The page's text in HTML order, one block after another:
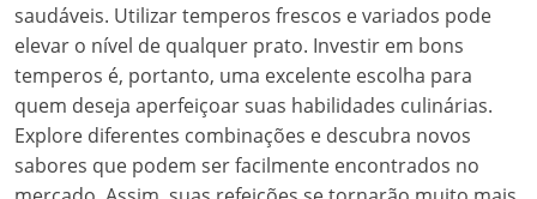
saudáveis. Utilizar temperos frescos e variados pode
elevar o nível de qualquer prato. Investir em bons
temperos é, portanto, uma excelente escolha para
quem deseja aperfeiçoar suas habilidades culinárias.
Explore diferentes combinações e descubra novos
sabores que podem ser facilmente encontrados no